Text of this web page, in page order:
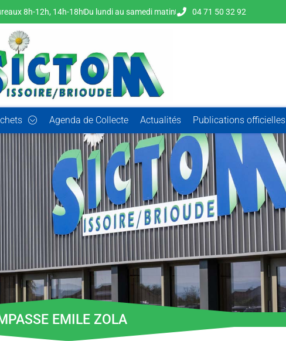
8h-12h, 14h-18hDu lundi au samedi matin 04 71 50 32 92
Agenda de Collecte Actualités Publications officielles
EMILE ZOLA